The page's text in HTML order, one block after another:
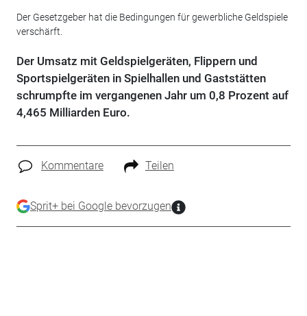
Der Gesetzgeber hat die Bedingungen für gewerbliche Geldspiele
verschärft.
Der Umsatz mit Geldspielgeräten, Flippern und
Sportspielgeräten in Spielhallen und Gaststätten
schrumpfte im vergangenen Jahr um 0,8 Prozent auf
4,465 Milliarden Euro.
Kommentare Teilen
Sprit+ bei Google bevorzugen